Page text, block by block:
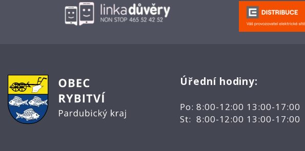
Úřední hodiny:
Po: 8:00-12:00 13:00-17:00
St: 8:00-12:00 13:00-17:00